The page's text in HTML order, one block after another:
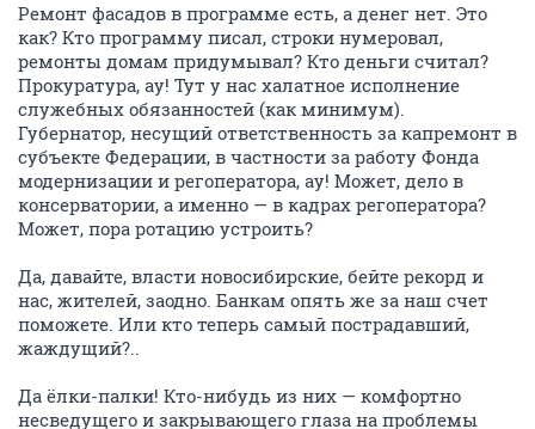
Ремонт фасадов в программе есть, а денег нет. Это
как? Кто программу писал, строки нумеровал,
ремонты домам придумывал? Кто деньги считал?
Прокуратура, ау! Тут у нас халатное исполнение
служебных обязанностей (как минимум).
Губернатор, несущий ответственность за капремонт в
субъекте Федерации, в частности за работу Фонда
модернизации и регоператора, ау! Может, дело в
консерватории, а именно — в кадрах регоператора?
Может, пора ротацию устроить?
Да, давайте, власти новосибирские, бейте рекорд и
нас, жителей, заодно. Банкам опять же за наш счет
поможете. Или кто теперь самый пострадавший,
жаждущий?..
Да ёлки-палки! Кто-нибудь из них — комфортно
несведущего и закрывающего глаза на проблемы